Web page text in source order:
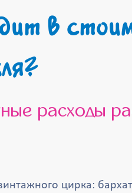
цирка: